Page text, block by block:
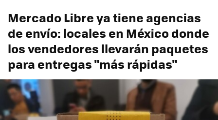
Mercado Libre ya tiene agencias
de envío: locales en México donde
los vendedores llevarán paquetes
para entregas "más rápidas"